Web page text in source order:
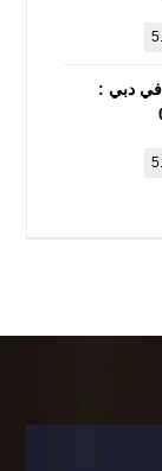
في دبي :